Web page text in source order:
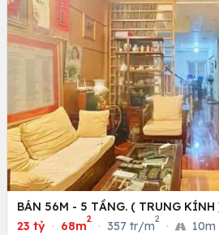
BÁN 56M - 5 TẦNG. ( TRUNG KÍNH
23 tỷ · 68m
2
· 357 tr/m
2
· 10m